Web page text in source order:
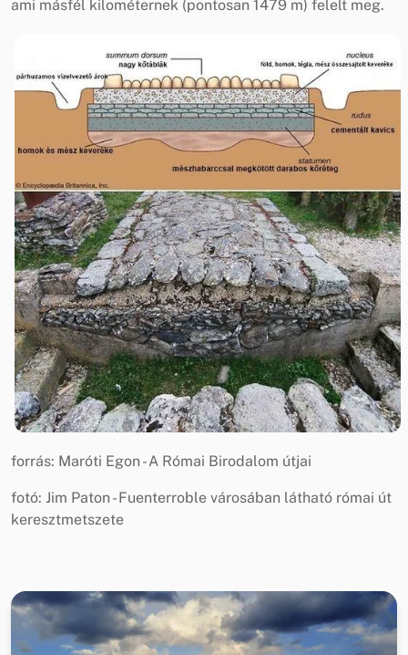
ami másfél kilométernek (pontosan 1479 m) felelt meg.
forrás: Maróti Egon - A Római Birodalom útjai
fotó: Jim Paton - Fuenterroble városában látható római út
keresztmetszete